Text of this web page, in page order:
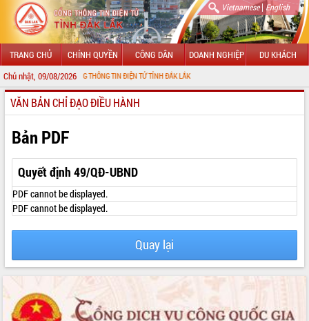
Vietnamese| English
TRANG CHỦ CHÍNH QUYỀN CÔNG DÂN DOANH NGHIỆP DU KHÁCH
Chủ nhật, 09/08/2026
ĐẾN VỚI CỔNG THÔNG TIN ĐIỆN TỬ TỈNH ĐẮK LẮK
GIỚI THIỆU
LÃNH ĐẠO UBND TỈNH
TIN TỨC SỰ KIỆN
SỞ, BAN, NGÀNH
UBND CÁC XÃ, PHƯỜNG
HỆ THỐNG VĂN BẢN
VĂN BẢN HĐND TỈNH
VĂN BẢN CHỈ ĐẠO ĐIỀU HÀNH
Bản PDF
Quyết định 49/QĐ-UBND
PDF cannot be displayed.
PDF cannot be displayed.
Quay lại